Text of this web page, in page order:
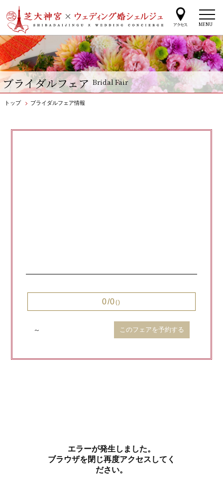
ブライダルフェア Bridal Fair
MENU
トップ > ブライダルフェア情報
0/0()
～ このフェアを予約する